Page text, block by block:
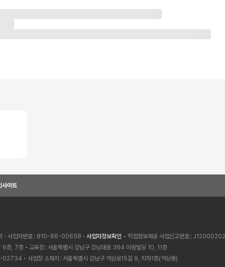
사이트
사업자번호 810-86-00658 사업자정보확인 • 직업정보제공 사업신고번호
6층, 7층
교육장 서울특별시 강남구 강남대로 364 미왕빌딩 10, 11층
02734
사업장 소재지
서울특별시 강남구 역삼로15길 9, 지하1층(역삼동)